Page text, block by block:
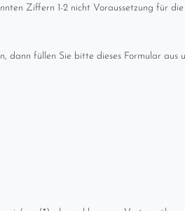
Ziffern 1-2 nicht Voraussetzung für
dann füllen Sie bitte dieses Formular aus